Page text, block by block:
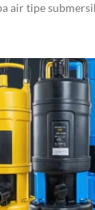
air tipe